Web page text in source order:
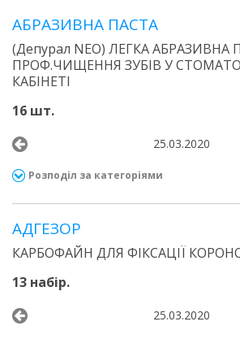
АБРАЗИВНА ПАСТА
(Депурал NEO) ЛЕГКА АБРАЗИВНА
ПРОФ.ЧИЩЕННЯ ЗУБІВ У
КАБІНЕТІ
16 шт.
25.03.2020
Розподіл за категоріями
АДГЕЗОР
КАРБОФАЙН ДЛЯ ФІКСАЦІЇ
13 набір.
25.03.2020